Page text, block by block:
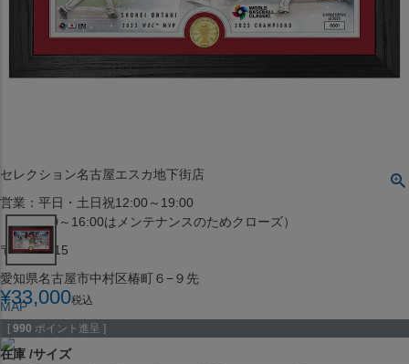
営業：土・日・祝日のみ 12:00-18:00
東京都千代田区神田三崎町２丁目２２−１ 1F
セレクション名古屋エスカ地下街店
営業：平日・土日祝12:00～19:00
（※15:00～16:00はメンテナンスのためクローズ）
〒453-0015
愛知県名古屋市中村区椿町６−９先
MAP
SHOP
¥33,000税込
[ 990 ポイント進呈 ]
在庫 サイズ